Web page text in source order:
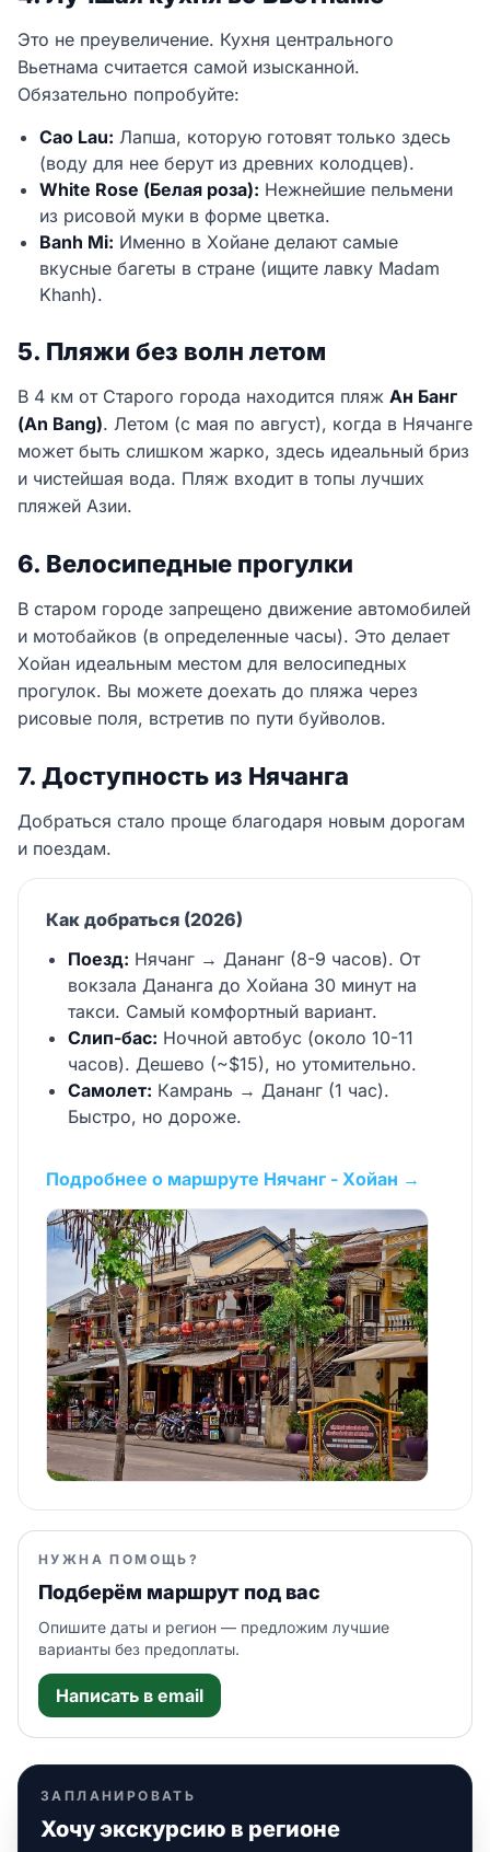
Это не преувеличение. Кухня центрального
Вьетнама считается самой изысканной.
Обязательно попробуйте:
Cao Lau: Лапша, которую готовят только здесь
(воду для нее берут из древних колодцев).
White Rose (Белая роза): Нежнейшие пельмени
из рисовой муки в форме цветка.
Banh Mi: Именно в Хойане делают самые
вкусные багеты в стране (ищите лавку Madam
Khanh).
5. Пляжи без волн летом
В 4 км от Старого города находится пляж Ан Банг
(An Bang). Летом (с мая по август), когда в Нячанге
может быть слишком жарко, здесь идеальный бриз
и чистейшая вода. Пляж входит в топы лучших
пляжей Азии.
6. Велосипедные прогулки
В старом городе запрещено движение автомобилей
и мотобайков (в определенные часы). Это делает
Хойан идеальным местом для велосипедных
прогулок. Вы можете доехать до пляжа через
рисовые поля, встретив по пути буйволов.
7. Доступность из Нячанга
Добраться стало проще благодаря новым дорогам
и поездам.
Как добраться (2026)
Поезд: Нячанг → Дананг (8-9 часов). От
вокзала Дананга до Хойана 30 минут на
такси. Самый комфортный вариант.
Слип-бас: Ночной автобус (около 10-11
часов). Дешево (~$15), но утомительно.
Самолет: Камрань → Дананг (1 час).
Быстро, но дороже.
Подробнее о маршруте Нячанг - Хойан →
НУЖНА ПОМОЩЬ?
Подберём маршрут под вас
Опишите даты и регион — предложим лучшие
варианты без предоплаты.
Написать в email
ЗАПЛАНИРОВАТЬ
Хочу экскурсию в регионе